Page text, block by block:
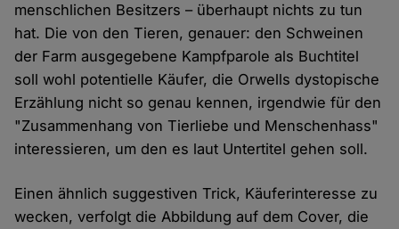
menschlichen Besitzers – überhaupt nichts zu tun
hat. Die von den Tieren, genauer: den Schweinen
der Farm ausgegebene Kampfparole als Buchtitel
soll wohl potentielle Käufer, die Orwells dystopische
Erzählung nicht so genau kennen, irgendwie für den
"Zusammenhang von Tierliebe und Menschenhass"
interessieren, um den es laut Untertitel gehen soll.
Einen ähnlich suggestiven Trick, Käuferinteresse zu
wecken, verfolgt die Abbildung auf dem Cover, die